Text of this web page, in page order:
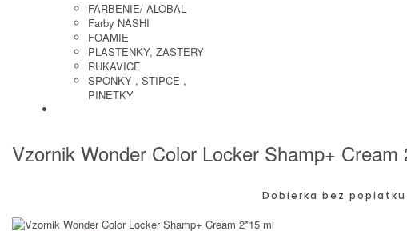
FARBENIE/ ALOBAL
Farby NASHI
FOAMIE
PLASTENKY, ZASTERY
RUKAVICE
SPONKY , STIPCE ,
PINETKY
Vzornik Wonder Color Locker Shamp+ Cream
Dobierka bez poplatku